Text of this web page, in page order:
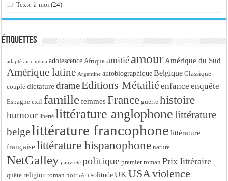
Texte-à-moi (24)
Étiquettes
adapté au cinéma adolescence Afrique amitié amour Amérique du Sud
Amérique latine Argentine autobiographique Belgique Classique
couple dictature drameEditions Métailié enfance enquête
Espagne exil famille femmes France guerre histoire
humour liberté littérature anglophonelittérature
belgelittérature francophone littérature
française littérature hispanophone nature
NetGalley pauvreté politique premier roman Prix littéraire
quête religion roman noir récit solitude UK USAviolence